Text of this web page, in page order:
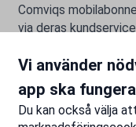
Comviqs
via deras kundservice.
Rapportera
Vi använder
app ska
Du kan också välja